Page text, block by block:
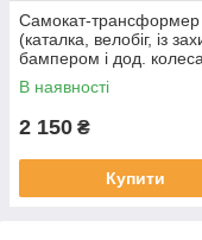
Самокат-трансформер
(каталка, велобіг, із
бампером і дод.
музика, підсвітка) арт.
167-5BC-GR
В наявності
2 150 ₴
Купити